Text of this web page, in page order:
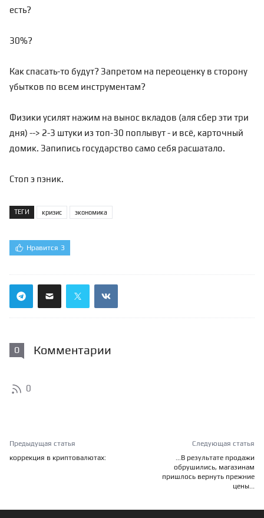
есть?
30%?
Как спасать-то будут? Запретом на переоценку в сторону
убытков по всем инструментам?
Физики усилят нажим на вынос вкладов (аля сбер эти три
дня) --> 2-3 штуки из топ-30 поплывут - и всё, карточный
домик. Запипись государство само себя расшатало.
Стоп э пэник.
ТЕГИ кризис экономика
Нравится 3
0 Комментарии
0
Предыдущая статья
коррекция в криптовалютах:
Следующая статья
...В результате продажи
обрушились, магазинам
пришлось вернуть прежние
цены...